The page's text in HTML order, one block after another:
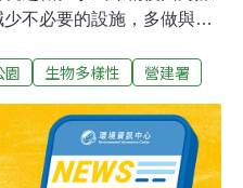
不必要的設施，多做與自
題，則表示願意開放討
設及自然保育方面的貢獻
動都市老舊社區更新、污
等極具挑戰性的任務。李
園 生物多樣性 營建署